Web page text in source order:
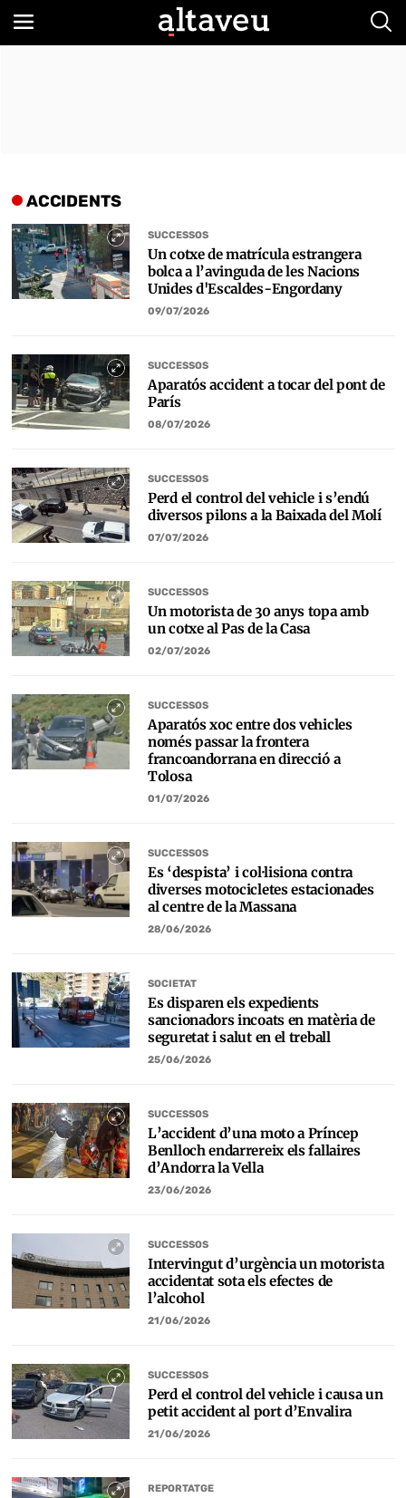
ACCIDENTS
SUCCESSOS
Un cotxe de matrícula estrangera
bolca a l’avinguda de les Nacions
Unides d'Escaldes-Engordany
09/07/2026
SUCCESSOS
Aparatós accident a tocar del pont de
París
08/07/2026
SUCCESSOS
Perd el control del vehicle i s’endú
diversos pilons a la Baixada del Molí
07/07/2026
SUCCESSOS
Un motorista de 30 anys topa amb
un cotxe al Pas de la Casa
02/07/2026
SUCCESSOS
Aparatós xoc entre dos vehicles
només passar la frontera
francoandorrana en direcció a
Tolosa
01/07/2026
SUCCESSOS
Es ‘despista’ i col·lisiona contra
diverses motocicletes estacionades
al centre de la Massana
28/06/2026
SOCIETAT
Es disparen els expedients
sancionadors incoats en matèria de
seguretat i salut en el treball
25/06/2026
SUCCESSOS
L’accident d’una moto a Príncep
Benlloch endarrereix els fallaires
d’Andorra la Vella
23/06/2026
SUCCESSOS
Intervingut d’urgència un motorista
accidentat sota els efectes de
l’alcohol
21/06/2026
SUCCESSOS
Perd el control del vehicle i causa un
petit accident al port d’Envalira
21/06/2026
REPORTATGE